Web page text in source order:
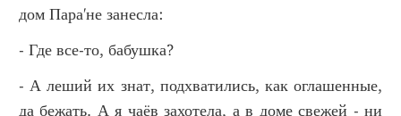
дом Пара'не занесла:
- Где все-то, бабушка?
- А леший их знат, подхватились, как оглашенные,
да бежать. А я чаёв захотела, а в доме свежей - ни